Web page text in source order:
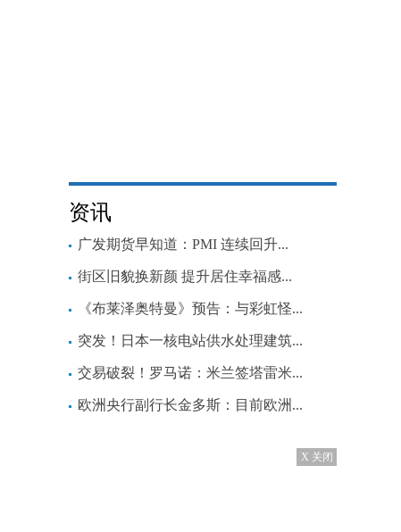
资讯
广发期货早知道：PMI 连续回升...
街区旧貌换新颜 提升居住幸福感...
《布莱泽奥特曼》预告：与彩虹怪...
突发！日本一核电站供水处理建筑...
交易破裂！罗马诺：米兰签塔雷米...
欧洲央行副行长金多斯：目前欧洲...
X 关闭